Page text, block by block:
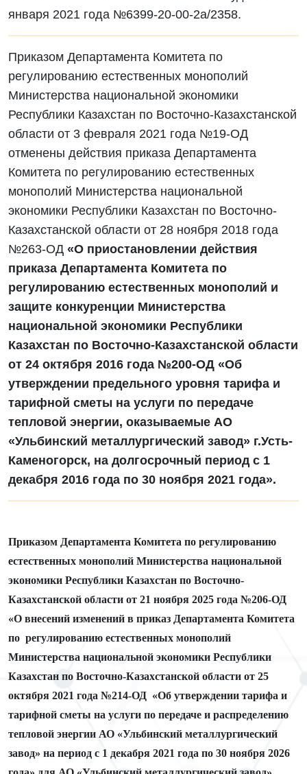
января 2021 года №6399-20-00-2а/2358.
Приказом Департамента Комитета по
регулированию естественных монополий
Министерства национальной экономики
Республики Казахстан по Восточно-Казахстанской
области от 3 февраля 2021 года №19-ОД
отменены действия приказа Департамента
Комитета по регулированию естественных
монополий Министерства национальной
экономики Республики Казахстан по Восточно-
Казахстанской области от 28 ноября 2018 года
№263-ОД «О приостановлении действия
приказа Департамента Комитета по
регулированию естественных монополий и
защите конкуренции Министерства
национальной экономики Республики
Казахстан по Восточно-Казахстанской области
от 24 октября 2016 года №200-ОД «Об
утверждении предельного уровня тарифа и
тарифной сметы на услуги по передаче
тепловой энергии, оказываемые АО
«Ульбинский металлургический завод» г.Усть-
Каменогорск, на долгосрочный период с 1
декабря 2016 года по 30 ноября 2021 года».
Приказом Департамента Комитета по регулированию
естественных монополий Министерства национальной
экономики Республики Казахстан по Восточно-
Казахстанской области от 21 ноября 2025 года №206-ОД
«О внесений изменений в приказ Департамента Комитета
по регулированию естественных монополий
Министерства национальной экономики Республики
Казахстан по Восточно-Казахстанской области от 25
октября 2021 года №214-ОД «Об утверждении тарифа и
тарифной сметы на услуги по передаче и распределению
тепловой энергии АО «Ульбинский металлургический
завод» на период с 1 декабря 2021 года по 30 ноября 2026